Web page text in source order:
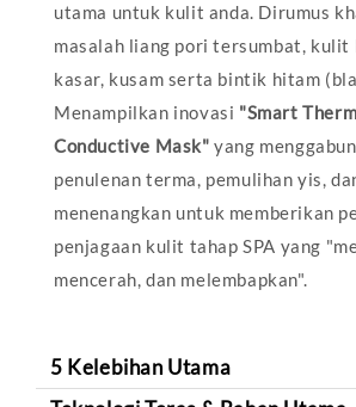
utama untuk kulit anda. Dirumus
masalah liang pori tersumbat, kulit
kasar, kusam serta bintik hitam
Menampilkan inovasi "Smart
Conductive Mask" yang
penulenan terma, pemulihan yis,
menenangkan untuk memberikan
penjagaan kulit tahap SPA yang
mencerah, dan melembapkan".
5 Kelebihan Utama